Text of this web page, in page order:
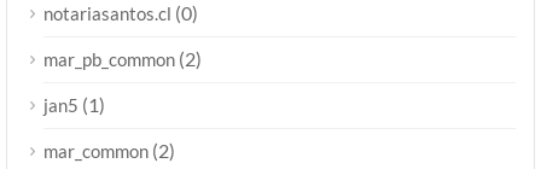
notariasantos.cl (0)
mar_pb_common (2)
jan5 (1)
mar_common (2)